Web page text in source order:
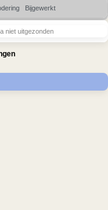
Bijgewerkt
niet uitgezonden